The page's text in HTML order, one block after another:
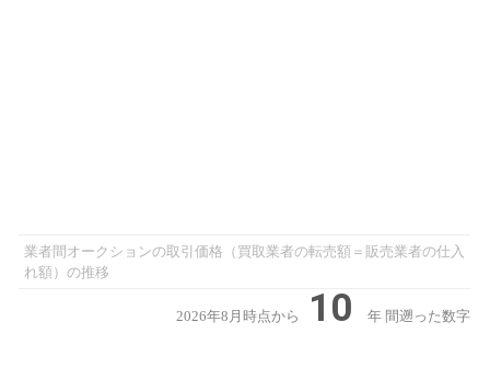
業者間オークションの取引価格（買取業者の転売額＝販売業者の仕入
れ額）の推移
2026年8月時点から 10 年 間遡った数字